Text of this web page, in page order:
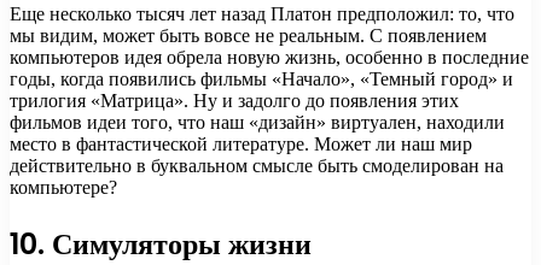
Еще несколько тысяч лет назад Платон предположил: то, что
мы видим, может быть вовсе не реальным. С появлением
компьютеров идея обрела новую жизнь, особенно в последние
годы, когда появились фильмы «Начало», «Темный город» и
трилогия «Матрица». Ну и задолго до появления этих
фильмов идеи того, что наш «дизайн» виртуален, находили
место в фантастической литературе. Может ли наш мир
действительно в буквальном смысле быть смоделирован на
компьютере?
10. Симуляторы жизни